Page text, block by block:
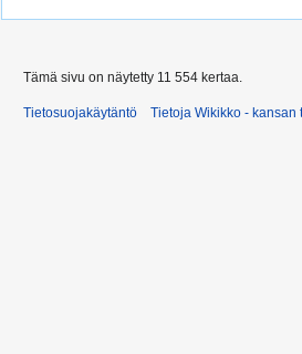
Tämä sivu on näytetty 11 554 kertaa.
Tietosuojakäytäntö Tietoja Wikikko - kansan